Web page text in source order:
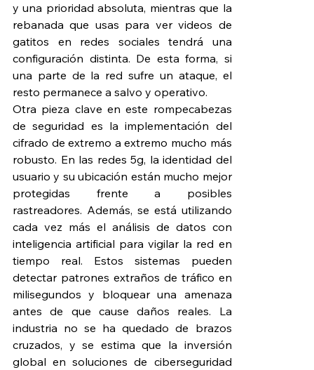
y una prioridad absoluta, mientras que la
rebanada que usas para ver videos de
gatitos en redes sociales tendrá una
configuración distinta. De esta forma, si
una parte de la red sufre un ataque, el
resto permanece a salvo y operativo.
Otra pieza clave en este rompecabezas
de seguridad es la implementación del
cifrado de extremo a extremo mucho más
robusto. En las redes 5g, la identidad del
usuario y su ubicación están mucho mejor
protegidas frente a posibles
rastreadores. Además, se está utilizando
cada vez más el análisis de datos con
inteligencia artificial para vigilar la red en
tiempo real. Estos sistemas pueden
detectar patrones extraños de tráfico en
milisegundos y bloquear una amenaza
antes de que cause daños reales. La
industria no se ha quedado de brazos
cruzados, y se estima que la inversión
global en soluciones de ciberseguridad